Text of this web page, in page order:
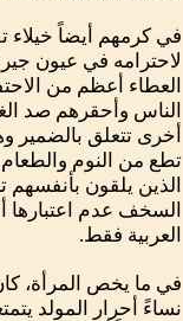
في كرمهم أيضاً خيلاء
لاحترامه في عيون
العطاء أعظم من
الناس وأحقرهم صد
أخرى تتعلق بالضمير
تطع من النوم
الذين يلقون
السخف عدم اعتبارها
العربية فقط.
في ما يخص المرأة،
نساءً أحرار المولد